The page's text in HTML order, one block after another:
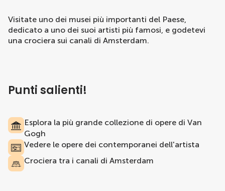
Visitate uno dei musei più importanti del Paese,
dedicato a uno dei suoi artisti più famosi, e godetevi
una crociera sui canali di Amsterdam.
Punti salienti!
Esplora la più grande collezione di opere di Van
Gogh
Vedere le opere dei contemporanei dell'artista
Crociera tra i canali di Amsterdam